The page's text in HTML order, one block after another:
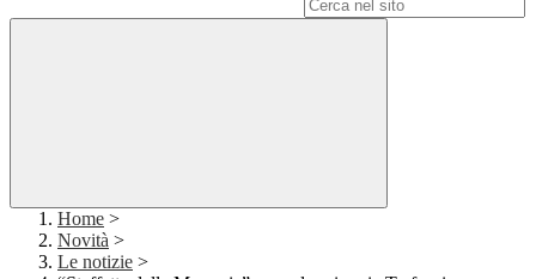
Home >
Novità >
Le notizie >